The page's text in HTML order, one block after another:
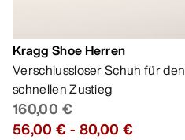
Kragg Shoe Herren
Verschlussloser Schuh für den
schnellen Zustieg
160,00 €
56,00 €- 80,00 €